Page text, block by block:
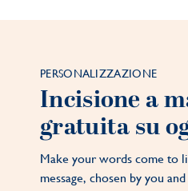
PERSONALIZZAZIONE
Incisione a
gratuita su
Make your words come to
message, chosen by you